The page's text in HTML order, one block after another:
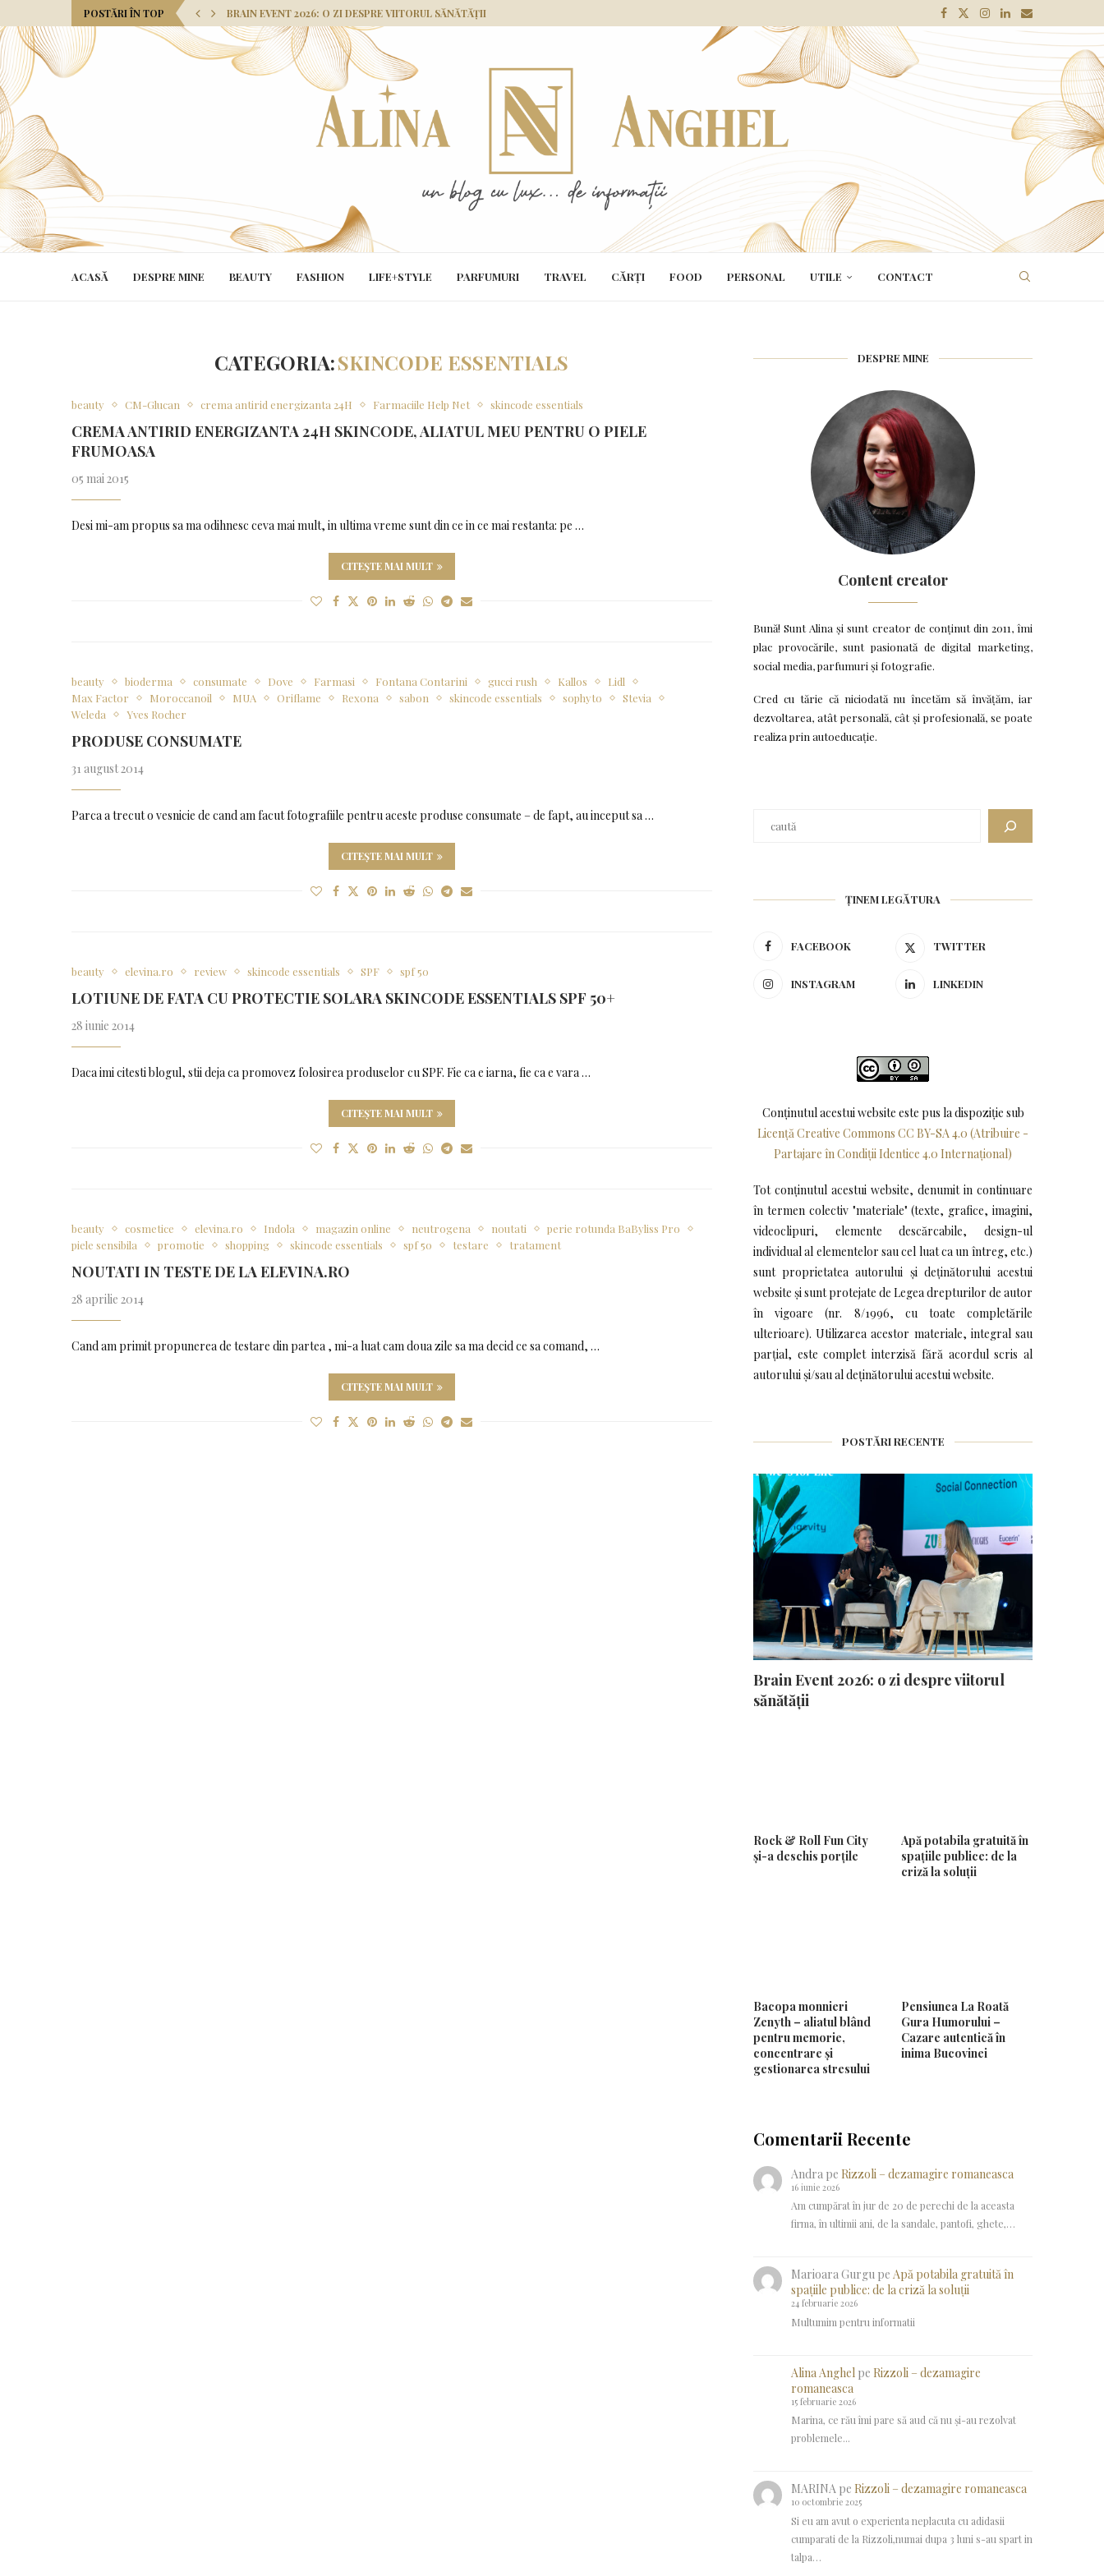
POSTĂRI ÎN TOP BRAIN EVENT 2026: O ZI DESPRE VIITORUL SĂNĂTĂȚII
ACASĂ DESPRE MINE BEAUTY FASHION LIFE+STYLE PARFUMURI TRAVEL CĂRȚI FOOD PERSONAL UTILE CONTACT
CATEGORIA:SKINCODE ESSENTIALS
beauty CM-Glucan crema antirid energizanta 24H Farmaciile Help Net skincode essentials
CREMA ANTIRID ENERGIZANTA 24H SKINCODE, ALIATUL MEU PENTRU O PIELE
FRUMOASA
05 mai 2015
Desi mi-am propus sa ma odihnesc ceva mai mult, in ultima vreme sunt din ce in ce mai restanta: pe …
CITEȘTE MAI MULT
beauty bioderma consumate Dove Farmasi Fontana Contarini gucci rush Kallos
Lidl
Max Factor
Moroccanoil MUA Oriflame Rexona sabon skincode essentials sophyto
Stevia
Weleda
Yves Rocher
PRODUSE CONSUMATE
31 august 2014
Parca a trecut o vesnicie de cand am facut fotografiile pentru aceste produse consumate – de fapt, au inceput sa …
CITEȘTE MAI MULT
beauty elevina.ro review skincode essentials SPF spf 50
LOTIUNE DE FATA CU PROTECTIE SOLARA SKINCODE ESSENTIALS SPF 50+
28 iunie 2014
Daca imi citesti blogul, stii deja ca promovez folosirea produselor cu SPF. Fie ca e iarna, fie ca e vara …
CITEȘTE MAI MULT
beauty cosmetice elevina.ro Indola magazin online neutrogena noutati
perie rotunda BaByliss Pro
piele sensibila
promotie shopping skincode essentials spf 50 testare tratament
NOUTATI IN TESTE DE LA ELEVINA.RO
28 aprilie 2014
Cand am primit propunerea de testare din partea , mi-a luat cam doua zile sa ma decid ce sa comand, …
CITEȘTE MAI MULT
DESPRE MINE
Content creator
Bună! Sunt Alina și sunt creator de conținut din 2011, îmi
plac provocările, sunt pasionată de digital marketing,
social media, parfumuri și fotografie.
Cred cu tărie că niciodată nu încetăm să învățăm, iar
dezvoltarea, atât personală, cât și profesională, se poate
realiza prin autoeducație.
ȚINEM LEGĂTURA
FACEBOOK TWITTER
INSTAGRAM LINKEDIN
Conținutul acestui website este pus la dispoziţie sub
Licență Creative Commons CC BY-SA 4.0 (Atribuire -
Partajare în Condiții Identice 4.0 Internațional)
Tot conținutul acestui website, denumit in continuare
în termen colectiv "materiale" (texte, grafice, imagini,
videoclipuri, elemente descărcabile, design-ul
individual al elementelor sau cel luat ca un întreg, etc.)
sunt proprietatea autorului și deținătorului acestui
website și sunt protejate de Legea drepturilor de autor
în vigoare (nr. 8/1996, cu toate completările
ulterioare). Utilizarea acestor materiale, integral sau
parțial, este complet interzisă fără acordul scris al
autorului și/sau al deținătorului acestui website.
POSTĂRI RECENTE
Brain Event 2026: o zi despre viitorul
sănătății
Rock & Roll Fun City
și-a deschis porțile
Apă potabila gratuită în
spațiile publice: de la
criză la soluții
Bacopa monnieri
Zenyth – aliatul blând
pentru memorie,
concentrare și
gestionarea stresului
Pensiunea La Roată
Gura Humorului –
Cazare autentică în
inima Bucovinei
Comentarii Recente
Andra pe Rizzoli – dezamagire romaneasca
16 iunie 2026
Am cumpărat în jur de 20 de perechi de la aceasta
firma, în ultimii ani, de la sandale, pantofi, ghete,…
Marioara Gurgupe Apă potabila gratuită în
spațiile publice: de la criză la soluții
24 februarie 2026
Multumim pentru informatii
Alina Anghelpe Rizzoli – dezamagire
romaneasca
15 februarie 2026
Marina, ce rău îmi pare să aud că nu și-au rezolvat
problemele...
MARINApe Rizzoli – dezamagire romaneasca
10 octombrie 2025
Si eu am avut o experienta neplacuta cu adidasii
cumparati de la Rizzoli,numai dupa 3 luni s-au spart in
talpa…